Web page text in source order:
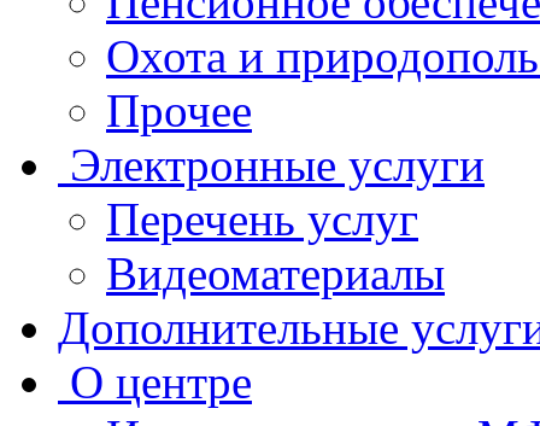
Охота и
Прочее
Электронные услуги
Перечень услуг
Видеоматериалы
Дополнительные
О центре